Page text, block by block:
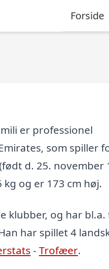
Forside
er professionel
som spiller
d. 25. november
og er 173 cm høj.
klubber, og har
har spillet 4
- Trofæer.